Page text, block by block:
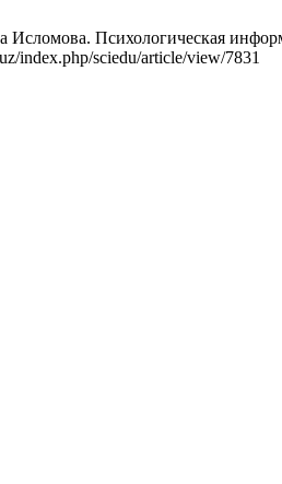
Исломова. Психологическая
index.php/sciedu/article/view/7831